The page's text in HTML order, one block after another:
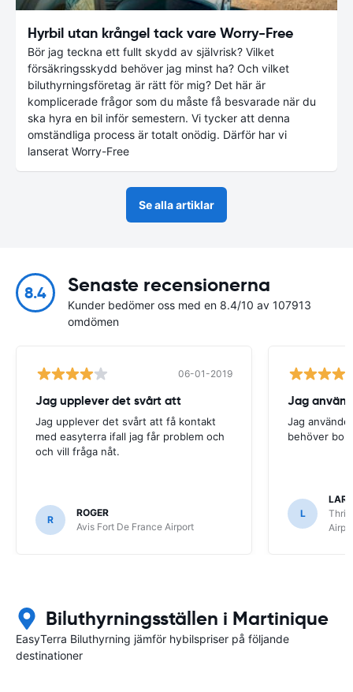
Hyrbil utan krångel tack vare Worry-Free
Bör jag teckna ett fullt skydd av självrisk? Vilket
försäkringsskydd behöver jag minst ha? Och vilket
biluthyrningsföretag är rätt för mig? Det här är
komplicerade frågor som du måste få besvarade när du
ska hyra en bil inför semestern. Vi tycker att denna
omständliga process är totalt onödig. Därför har vi
lanserat Worry-Free
Se alla artiklar
8.4 Senaste recensionerna
Kunder bedömer oss med en 8.4/10 av 107913
omdömen
06-01-2019
Jag upplever det svårt att
Jag upplever det svårt att få kontakt
med easyterra ifall jag får problem och
och vill fråga nåt.
R
ROGER
Avis Fort De France Airport
Jag
Jag
behöver
L
Biluthyrningsställen i Martinique
EasyTerra Biluthyrning jämför hybilspriser på följande
destinationer